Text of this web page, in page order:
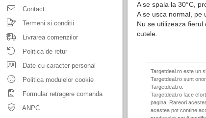
Contact
Termeni si conditii
Livrarea comenzilor
Politica de retur
Date cu caracter personal
Politica modulelor cookie
Formular retragere comanda
ANPC
A se spala la 30°C,
A se usca normal, pe
Nu se utilizeaza
cutele.
Targetdeal.ro este un
Targetdeal.ro sunt
Targetdeal.ro.
Targetdeal.ro face
pagina. Rareori
acestea pot contine